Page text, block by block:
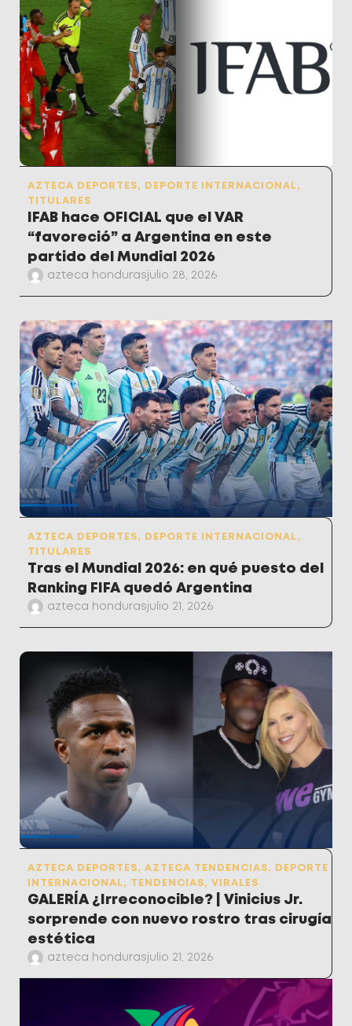
AZTECA DEPORTES, DEPORTE INTERNACIONAL,
TITULARES
IFAB hace OFICIAL que el VAR
“favoreció” a Argentina en este
partido del Mundial 2026
azteca hondurasjulio 28, 2026
AZTECA DEPORTES, DEPORTE INTERNACIONAL,
TITULARES
Tras el Mundial 2026: en qué puesto del
Ranking FIFA quedó Argentina
azteca hondurasjulio 21, 2026
AZTECA DEPORTES, AZTECA TENDENCIAS,
DEPORTE
INTERNACIONAL, TENDENCIAS, VIRALES
GALERÍA ¿Irreconocible? | Vinicius Jr.
sorprende con nuevo rostro tras cirugía
estética
azteca hondurasjulio 21, 2026